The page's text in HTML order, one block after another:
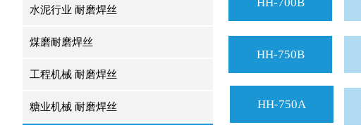
HH-750B
HH-750A
水泥行业 耐磨焊丝
煤磨耐磨焊丝
工程机械 耐磨焊丝
糖业机械 耐磨焊丝